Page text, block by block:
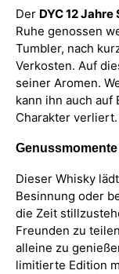
Der DYC 12
Ruhe genossen
Tumbler, nach
Verkosten. Auf
seiner Aromen.
kann ihn auch auf
Charakter verliert.
Genussmomente
Dieser Whisky
Besinnung oder
die Zeit
Freunden zu
alleine zu
limitierte Edition